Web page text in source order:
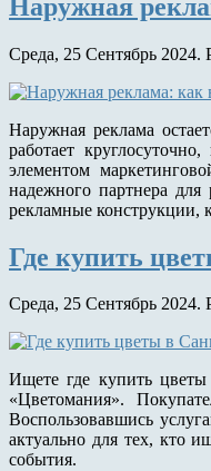
Наружная
Среда, 25 Сентябрь 2024.
Наружная реклама
работает
элементом
надежного партнера
рекламные конструкции,
Где купить
Среда, 25 Сентябрь 2024.
Ищете где купить
«Цветомания».
Воспользовавшись
актуально для тех, кто
события.